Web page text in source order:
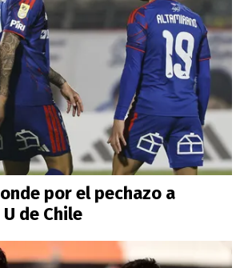
por el pechazo a
de Chile